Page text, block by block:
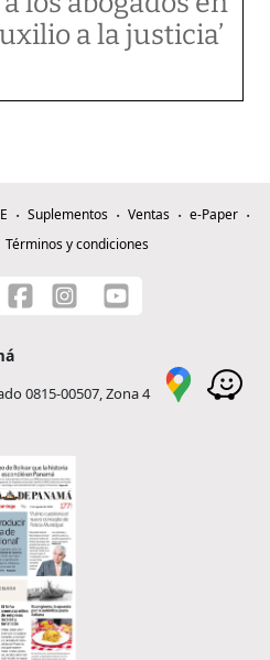
a la justicia’
Suplementos Ventas
e-Paper
Términos y condiciones
0815-00507, Zona 4